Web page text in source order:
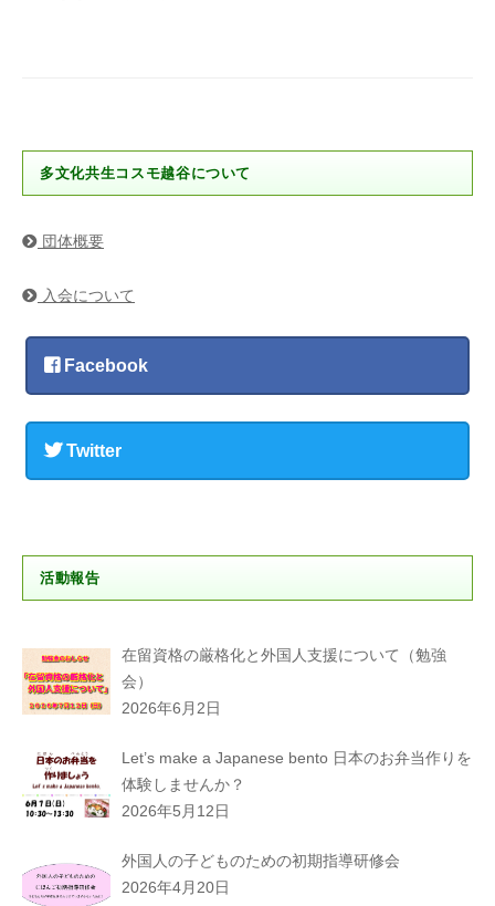
多文化共生コスモ越谷について
団体概要
入会について
Facebook
Twitter
活動報告
在留資格の厳格化と外国人支援について（勉強
会）
2026年6月2日
Let’s make a Japanese bento 日本のお弁当作りを
体験しませんか？
2026年5月12日
外国人の子どものための初期指導研修会
2026年4月20日